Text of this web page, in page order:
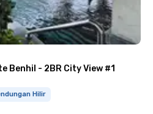
Benhil - 2BR City View #1
Hilir